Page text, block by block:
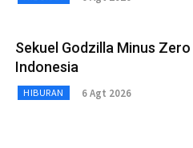
Sekuel Godzilla Minus
Indonesia
HIBURAN 6 Agt 2026